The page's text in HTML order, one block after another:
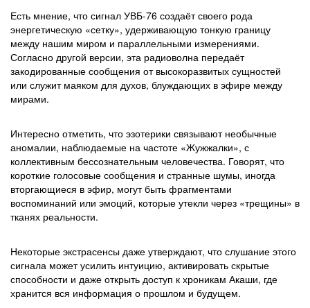
Есть мнение, что сигнал УВБ-76 создаёт своего рода
энергетическую «сетку», удерживающую тонкую границу
между нашим миром и параллельными измерениями.
Согласно другой версии, эта радиоволна передаёт
закодированные сообщения от высокоразвитых сущностей
или служит маяком для духов, блуждающих в эфире между
мирами.
Интересно отметить, что эзотерики связывают необычные
аномалии, наблюдаемые на частоте «Жужжалки», с
коллективным бессознательным человечества. Говорят, что
короткие голосовые сообщения и странные шумы, иногда
вторгающиеся в эфир, могут быть фрагментами
воспоминаний или эмоций, которые утекли через «трещины» в
тканях реальности.
Некоторые экстрасенсы даже утверждают, что слушание этого
сигнала может усилить интуицию, активировать скрытые
способности и даже открыть доступ к хроникам Акаши, где
хранится вся информация о прошлом и будущем.